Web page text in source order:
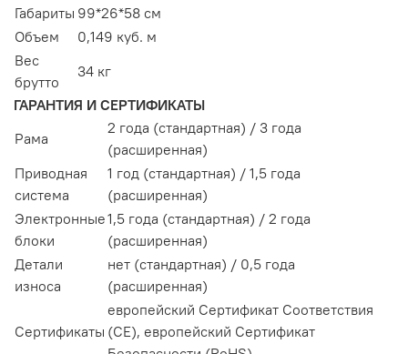
Габариты 99*26*58 см
Объем
0,149 куб. м
Вес
брутто
34 кг
ГАРАНТИЯ И СЕРТИФИКАТЫ
Рама
2 года (стандартная) / 3 года
(расширенная)
Приводная
система
1 год (стандартная) / 1,5 года
(расширенная)
Электронные
блоки
1,5 года (стандартная) / 2 года
(расширенная)
Детали
износа
нет (стандартная) / 0,5 года
(расширенная)
Сертификаты
европейский Сертификат Соответствия
(CE), европейский Сертификат